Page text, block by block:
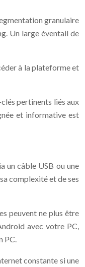
granulaire
Un large éventail de
à la plateforme et
pertinents liés aux
et informative est
un câble USB ou une
complexité et de ses
peuvent ne plus être
avec votre PC,
PC.
constante si une